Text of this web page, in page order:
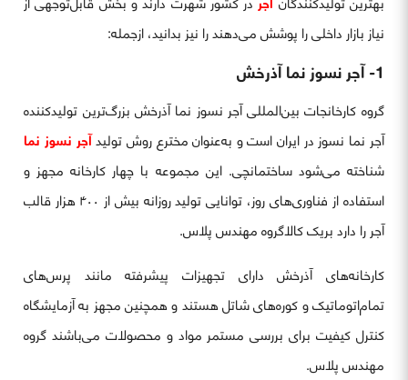
نیاز بازار داخلی را پوشش می‌دهند را نیز بدانید، ازجمله:
1- آجر نسوز نما آذرخش
گروه کارخانجات بین‌المللی آجر نسوز نما آذرخش بزرگ‌ترین تولیدکننده
آجر نما نسوز در ایران است و به‌عنوان مخترع روش تولیدآجر نسوز نما
شناخته می‌شود ساختمانچی. این مجموعه با چهار کارخانه مجهز و
استفاده از فناوری‌های روز، توانایی تولید روزانه بیش از ۴۰۰ هزار قالب
آجر را دارد بریک کالاگروه مهندس پلاس.
کارخانه‌های آذرخش دارای تجهیزات پیشرفته مانند پرس‌های
تمام‌اتوماتیک و کوره‌های شاتل هستند و همچنین مجهز به آزمایشگاه
کنترل کیفیت برای بررسی مستمر مواد و محصولات می‌باشند گروه
مهندس پلاس.